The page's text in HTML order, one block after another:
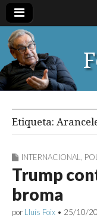
Etiqueta:
INTERNACIONAL
Trump
broma
por Lluís Foix • 25/10/